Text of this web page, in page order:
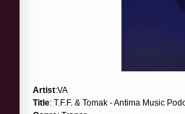
Artist:VA
Title: T.F.F. & Tomak - Antima Music